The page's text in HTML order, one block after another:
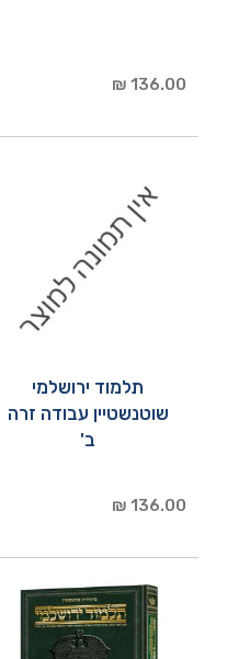
136.00 ₪
תלמוד ירושלמי
שוטנשטיין עבודה זרה
ב'
136.00 ₪